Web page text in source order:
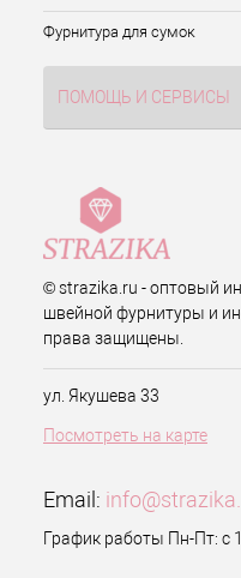
Фурнитура для сумок
ПОМОЩЬ И СЕРВИСЫ
© strazika.ru - оптовый
швейной фурнитуры и
права защищены.
ул. Якушева 33
Посмотреть на карте
Email:
График работы Пн-Пт: с